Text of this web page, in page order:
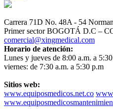
Carrera 71D No. 48A - 54
Primer sector BOGOTÁ D.C –
comercial@xingmedical.com
Horario de atención:
Lunes y jueves de 8:00 a.m. a
viernes: de 7:30 a.m. a 5:30 p.m
Sitios web:
www.equiposmedicos.net.co